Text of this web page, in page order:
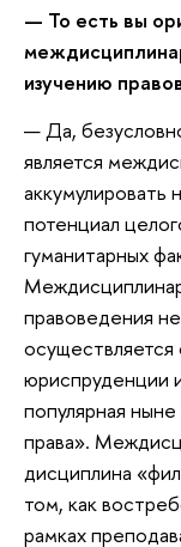
— То есть вы
изучению
— Да,
является
аккумулировать
потенциал
гуманитарных
правоведения
осуществляется
юриспруденции
популярная
права».
дисциплина
том, как
рамках